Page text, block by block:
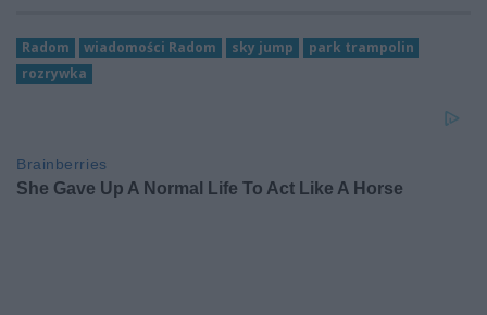
Radom wiadomości Radom sky jump
park trampolin
rozrywka